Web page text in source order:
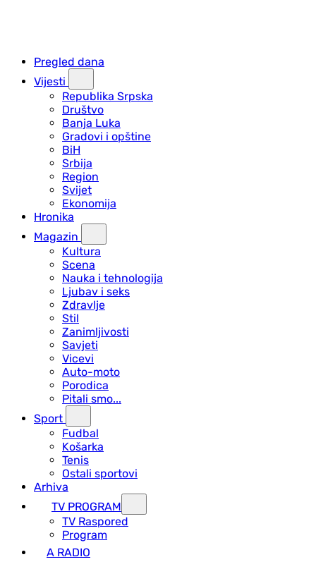
Pregled dana
Vijesti
Republika Srpska
Društvo
Banja Luka
Gradovi i opštine
BiH
Srbija
Region
Svijet
Ekonomija
Hronika
Magazin
Kultura
Scena
Nauka i tehnologija
Ljubav i seks
Zdravlje
Stil
Zanimljivosti
Savjeti
Vicevi
Auto-moto
Porodica
Pitali smo...
Sport
Fudbal
Košarka
Tenis
Ostali sportovi
Arhiva
TV PROGRAM
ТV Raspored
Program
A RADIO